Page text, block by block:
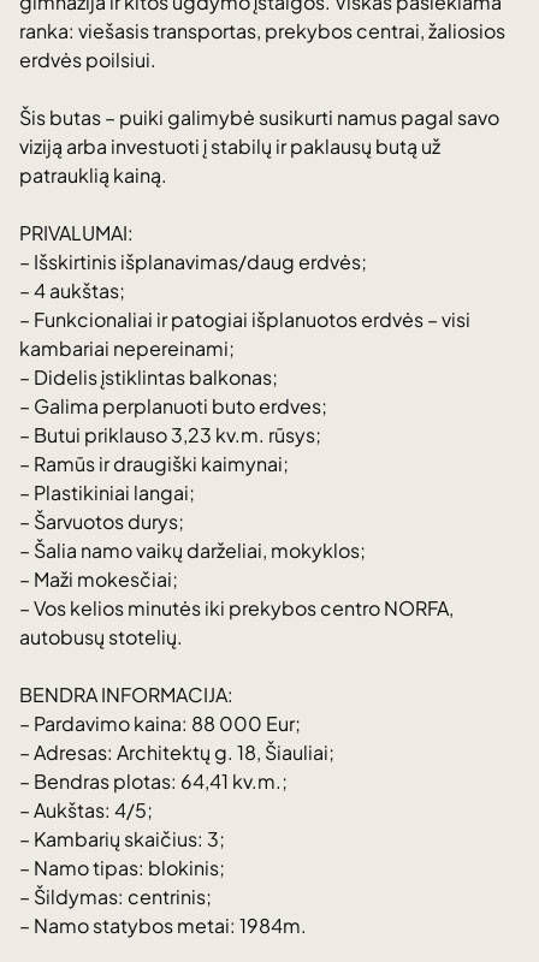
ranka: viešasis transportas, prekybos centrai, žaliosios
erdvės poilsiui.
Šis butas – puiki galimybė susikurti namus pagal savo
viziją arba investuoti į stabilų ir paklausų butą už
patrauklią kainą.
PRIVALUMAI:
– Išskirtinis išplanavimas/daug erdvės;
– 4 aukštas;
– Funkcionaliai ir patogiai išplanuotos erdvės – visi
kambariai nepereinami;
– Didelis įstiklintas balkonas;
– Galima perplanuoti buto erdves;
– Butui priklauso 3,23 kv.m. rūsys;
– Ramūs ir draugiški kaimynai;
– Plastikiniai langai;
– Šarvuotos durys;
– Šalia namo vaikų darželiai, mokyklos;
– Maži mokesčiai;
– Vos kelios minutės iki prekybos centro NORFA,
autobusų stotelių.
BENDRA INFORMACIJA:
– Pardavimo kaina: 88 000 Eur;
– Adresas: Architektų g. 18, Šiauliai;
– Bendras plotas: 64,41 kv.m.;
– Aukštas: 4/5;
– Kambarių skaičius: 3;
– Namo tipas: blokinis;
– Šildymas: centrinis;
– Namo statybos metai: 1984m.